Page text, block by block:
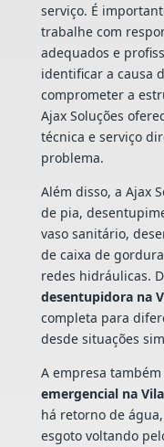
serviço. É
trabalhe com
adequados e
identificar a causa
comprometer a
Ajax Soluções
técnica e serviço
problema.
Além disso, a Ajax
de pia,
vaso sanitário,
de caixa de
redes hidráulicas.
desentupidora na
completa para
desde situações
A empresa
emergencial na
há retorno de
esgoto voltando